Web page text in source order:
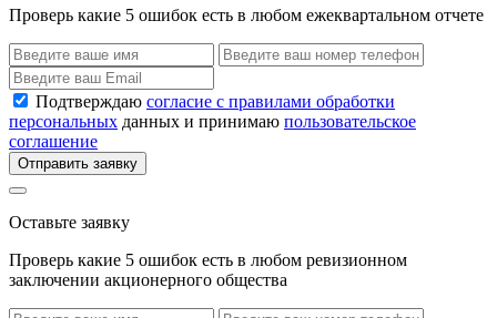
Проверь какие 5 ошибок есть в любом ежеквартальном отчете
Подтверждаю согласие с правилами обработки
персональных данных и принимаю пользовательское
соглашение
Отправить заявку
Оставьте заявку
Проверь какие 5 ошибок есть в любом ревизионном
заключении акционерного общества